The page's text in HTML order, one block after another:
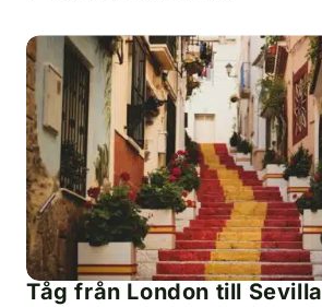
Tåg från London till Sevilla